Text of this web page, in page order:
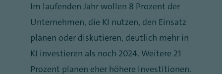
Im laufenden Jahr wollen 8 Prozent der
Unternehmen, die KI nutzen, den Einsatz
planen oder diskutieren, deutlich mehr in
KI investieren als noch 2024. Weitere 21
Prozent planen eher höhere Investitionen.